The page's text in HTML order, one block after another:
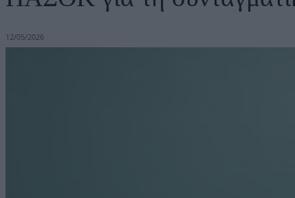
12/05/2026